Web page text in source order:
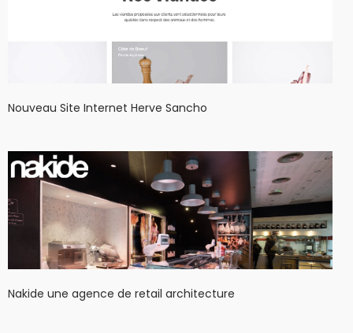
Nouveau Site Internet Herve Sancho
Nakide une agence de retail architecture